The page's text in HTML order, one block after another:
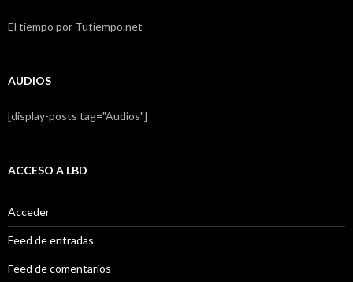
El tiempo por Tutiempo.net
AUDIOS
[display-posts tag="Audios"]
ACCESO A LBD
Acceder
Feed de entradas
Feed de comentarios